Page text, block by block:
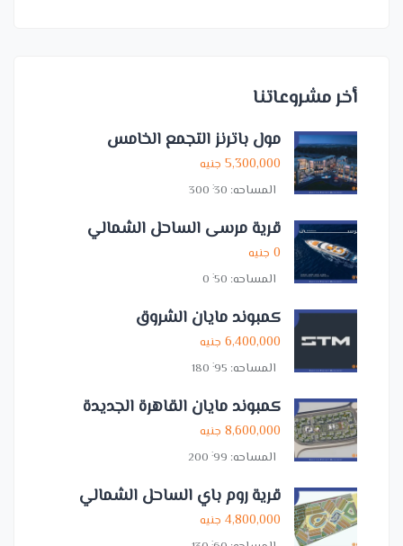
أخر مشروعاتنا
مول باترنز التجمع الخامس
5,300,000 جنيه
المساحه: :
قرية مرسى الساحل الشمالي
0 جنيه
المساحه: :
كمبوند مايان الشروق
6,400,000 جنيه
المساحه: :
كمبوند مايان القاهرة الجديدة
8,600,000 جنيه
المساحه: :
قرية روم باي الساحل الشمالي
4,800,000 جنيه
: